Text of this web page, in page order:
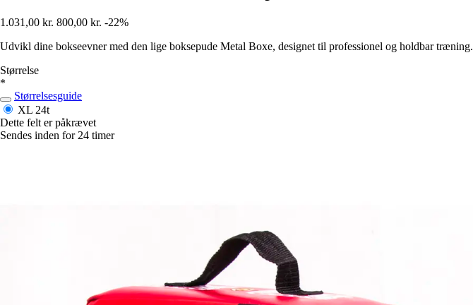
1.031,00 kr. 800,00 kr. -22%
Udvikl dine bokseevner med den lige boksepude Metal Boxe, designet til professionel og holdbar træning.
Størrelse
*
Størrelsesguide
XL 24t
Dette felt er påkrævet
Sendes inden for 24 timer